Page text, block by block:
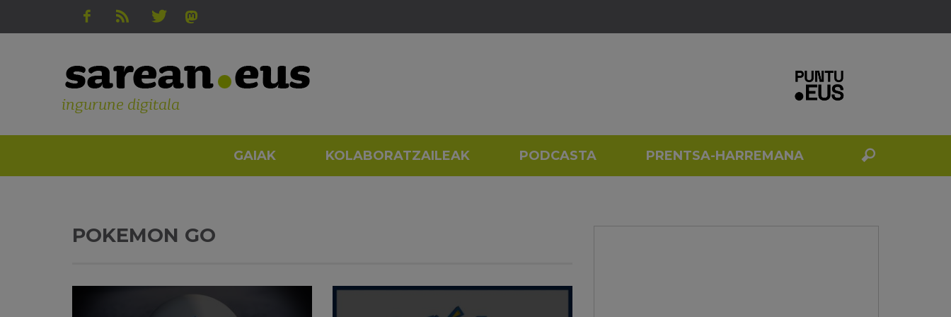
ingurune digitala
GAIAK KOLABORATZAILEAK PODCASTA PRENTSA-HARREMANA
POKEMON GO